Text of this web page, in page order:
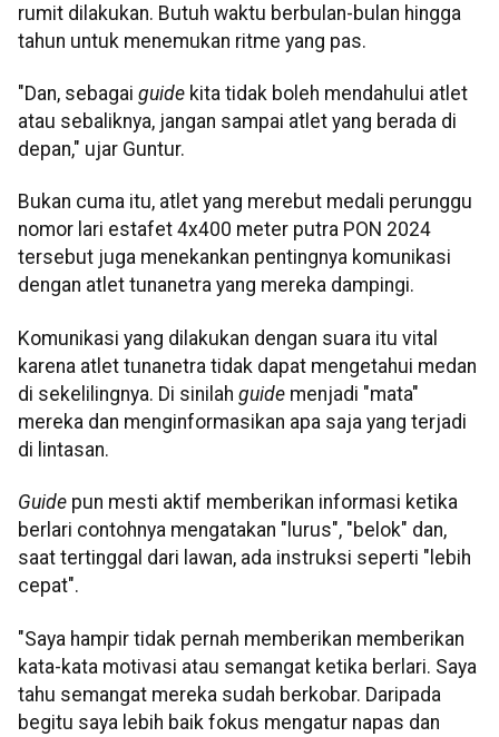
rumit dilakukan. Butuh waktu berbulan-bulan hingga
tahun untuk menemukan ritme yang pas.
"Dan, sebagai guide kita tidak boleh mendahului atlet
atau sebaliknya, jangan sampai atlet yang berada di
depan," ujar Guntur.
Bukan cuma itu, atlet yang merebut medali perunggu
nomor lari estafet 4x400 meter putra PON 2024
tersebut juga menekankan pentingnya komunikasi
dengan atlet tunanetra yang mereka dampingi.
Komunikasi yang dilakukan dengan suara itu vital
karena atlet tunanetra tidak dapat mengetahui medan
di sekelilingnya. Di sinilah guide menjadi "mata"
mereka dan menginformasikan apa saja yang terjadi
di lintasan.
Guide pun mesti aktif memberikan informasi ketika
berlari contohnya mengatakan "lurus", "belok" dan,
saat tertinggal dari lawan, ada instruksi seperti "lebih
cepat".
"Saya hampir tidak pernah memberikan memberikan
kata-kata motivasi atau semangat ketika berlari. Saya
tahu semangat mereka sudah berkobar. Daripada
begitu saya lebih baik fokus mengatur napas dan